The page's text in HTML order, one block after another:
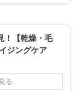
！【乾燥・毛
ジングケア
る